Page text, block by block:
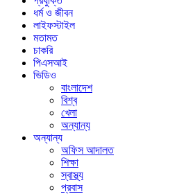
ধর্ম ও জীবন
লাইফস্টাইল
মতামত
চাকরি
পিএসআই
ভিডিও
বাংলাদেশ
বিশ্ব
খেলা
অন্যান্য
অন্যান্য
অফিস আদালত
শিক্ষা
স্বাস্থ্য
প্রবাস